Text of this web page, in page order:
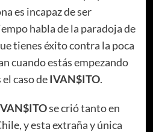
es incapaz de ser
habla de la paradoja de
tienes éxito contra la poca
cuando estás empezando
caso deIVAN$ITO.
se crió tanto en
y esta extraña y única